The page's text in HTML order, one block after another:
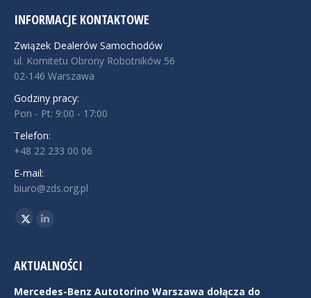
INFORMACJE KONTAKTOWE
Związek Dealerów Samochodów
ul. Komitetu Obrony Robotników 56
02-146 Warszawa
Godziny pracy:
Pon - Pt: 9:00 - 17:00
Telefon:
+48 22 233 00 06
E-mail:
biuro@zds.org.pl
Znajdź nas na:
TwitterLinkedin
AKTUALNOŚCI
Mercedes-Benz Autotorino Warszawa dołącza do